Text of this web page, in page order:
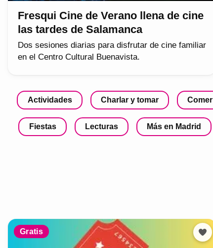
Fresqui Cine de Verano llena de cine
las tardes de Salamanca
Dos sesiones diarias para disfrutar de cine familiar
en el Centro Cultural Buenavista.
Actividades Charlar y tomar Comer
Fiestas Lecturas Más en Madrid
Gratis